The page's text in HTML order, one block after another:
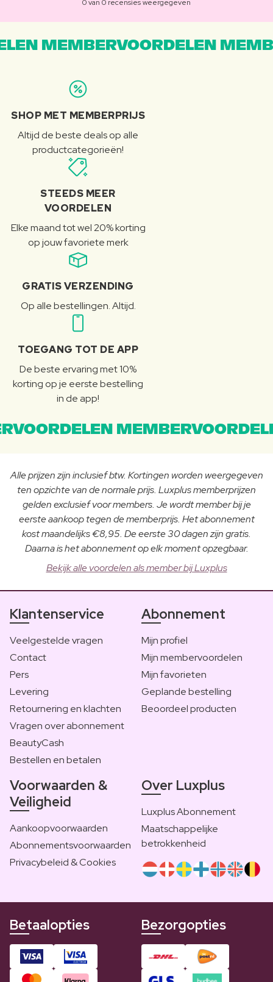
0 van 0 recensies weergegeven
MEMBERVOORDELEN
SHOP MET MEMBERPRIJS
Altijd de beste deals op alle
productcategorieën!
STEEDS MEER
VOORDELEN
Elke maand tot wel 20% korting
op jouw favoriete merk
GRATIS VERZENDING
Op alle bestellingen. Altijd.
TOEGANG TOT DE APP
De beste ervaring met 10%
korting op je eerste bestelling
in de app!
Alle prijzen zijn inclusief btw. Kortingen worden weergegeven
ten opzichte van de normale prijs. Luxplus memberprijzen
gelden exclusief voor members. Je wordt member bij je
eerste aankoop tegen de memberprijs. Het abonnement
kost maandelijks €8,95. De eerste 30 dagen zijn gratis.
Daarna is het abonnement op elk moment opzegbaar.
Bekijk alle voordelen als member bij Luxplus
Klantenservice
Veelgestelde vragen
Contact
Pers
Levering
Retournering en klachten
Vragen over abonnement
BeautyCash
Bestellen en betalen
Abonnement
Mijn profiel
Mijn membervoordelen
Mijn favorieten
Geplande bestelling
Beoordeel producten
Voorwaarden &
Veiligheid
Aankoopvoorwaarden
Abonnementsvoorwaarden
Privacybeleid & Cookies
Over Luxplus
Luxplus Abonnement
Maatschappelijke
betrokkenheid
Betaalopties Bezorgopties